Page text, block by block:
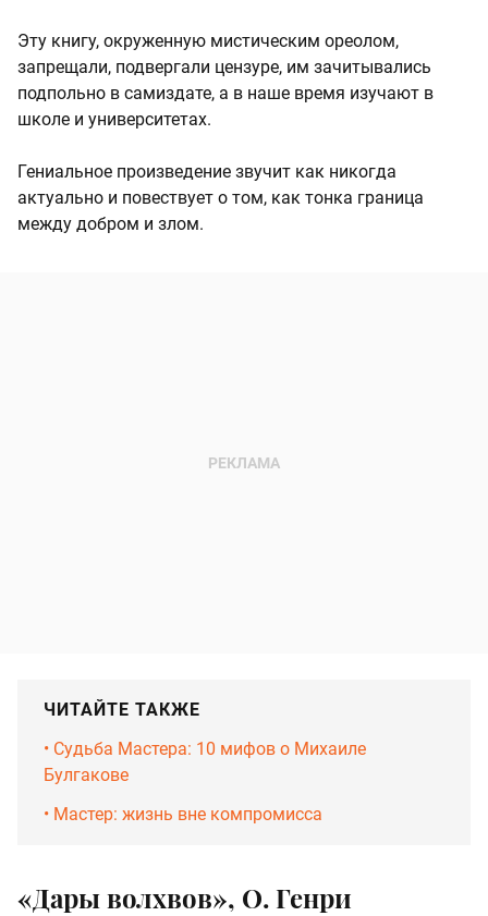
Эту книгу, окруженную мистическим ореолом,
запрещали, подвергали цензуре, им зачитывались
подпольно в самиздате, а в наше время изучают в
школе и университетах.
Гениальное произведение звучит как никогда
актуально и повествует о том, как тонка граница
между добром и злом.
ЧИТАЙТЕ ТАКЖЕ
• Судьба Мастера: 10 мифов о Михаиле
Булгакове
• Мастер: жизнь вне компромисса
«Дары волхвов», О. Генри